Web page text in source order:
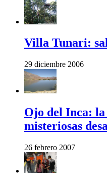
Villa Tunari:
29 diciembre 2006
Ojo del Inca: la
misteriosas
26 febrero 2007